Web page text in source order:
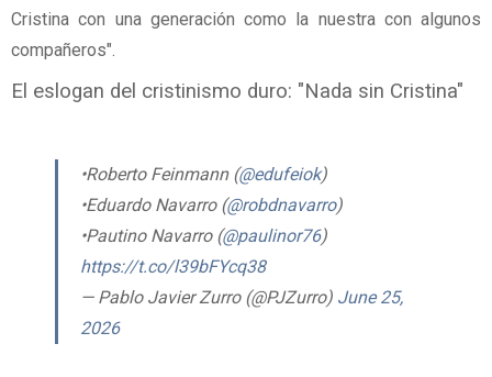
Cristina con una generación como la nuestra con algunos
compañeros".
El eslogan del cristinismo duro: "Nada sin Cristina"
•Roberto Feinmann (@edufeiok)
•Eduardo Navarro (@robdnavarro)
•Pautino Navarro (@paulinor76)
https://t.co/l39bFYcq38
— Pablo Javier Zurro (@PJZurro) June 25,
2026